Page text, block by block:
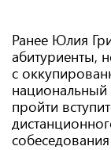
Ранее Юлия
абитуриенты,
с
национальный
пройти